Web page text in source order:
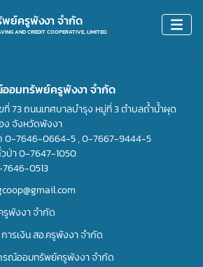
ย์ครูพังงา จำกัด
AND CREDIT COOPERATIVE, LIMITED.
อมทรัพย์ครูพังงา จำกัด
ที่ 73 ถนนเทศบาลบำรุง หมู่ที่ 3 ตำบลถ้ำน้ำผุด
ง จังหวัดพังงา
0-7646-0664-5,0-7667-9444-5
ป่า0-7647-1050
0513
รูพังงา จำกัด
การเงิน สอ.ครูพังงา จำกัด
ณ์ออมทรัพย์ครูพังงา จำกัด